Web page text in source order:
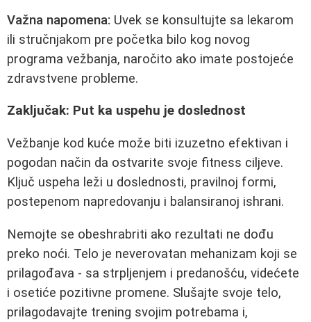
Važna napomena: Uvek se konsultujte sa lekarom
ili stručnjakom pre početka bilo kog novog
programa vežbanja, naročito ako imate postojeće
zdravstvene probleme.
Zaključak: Put ka uspehu je doslednost
Vežbanje kod kuće može biti izuzetno efektivan i
pogodan način da ostvarite svoje fitness ciljeve.
Ključ uspeha leži u doslednosti, pravilnoj formi,
postepenom napredovanju i balansiranoj ishrani.
Nemojte se obeshrabriti ako rezultati ne dođu
preko noći. Telo je neverovatan mehanizam koji se
prilagođava - sa strpljenjem i predanošću, videćete
i osetiće pozitivne promene. Slušajte svoje telo,
prilagodavajte trening svojim potrebama i,